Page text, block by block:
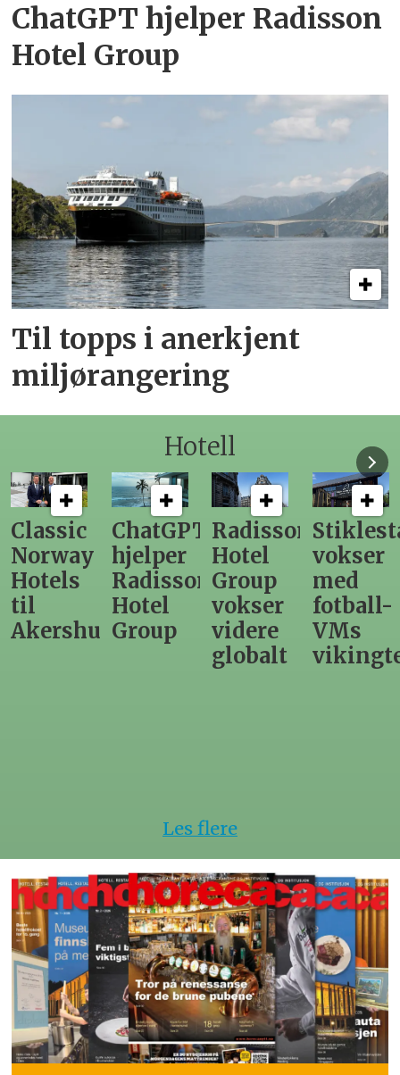
ChatGPT hjelper Radisson
Hotel Group
Til topps i anerkjent
miljørangering
Hotell
ChatGPT
hjelper
Radisson
Hotel
Group
Radisson
Hotel
Group
vokser
videre
Stiklestad
vokser
med
fotball-
VMs
vikingtematikk
Fra
direktør
til
nytt
Les flere